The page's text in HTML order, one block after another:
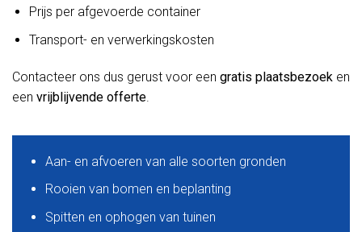
Prijs per afgevoerde container
Transport- en verwerkingskosten
Contacteer ons dus gerust voor een gratis plaatsbezoek en
een vrijblijvende offerte.
Aan- en afvoeren van alle soorten gronden
Rooien van bomen en beplanting
Spitten en ophogen van tuinen